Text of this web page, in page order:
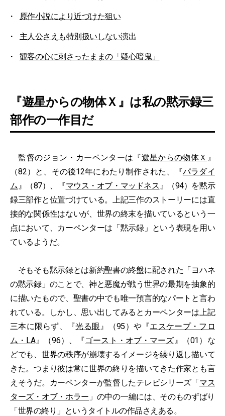
原作小説により近づけた狙い
主人公さえも特別扱いしない演出
観客の心に刺さったままの「疑心暗鬼」
『遊星からの物体Ｘ』は私の黙示録三
部作の一作目だ
監督のジョン・カーペンターは『遊星からの物体Ｘ 』
（82）と、その後12年にわたり制作された、『パラダイ
ム』（87）、『マウス・オブ・マッドネス 』（94）を黙示
録三部作と位置づけている。上記三作のストーリーには直
接的な関係性はないが、世界の終末を描いているという一
点において、カーペンターは「黙示録」という表現を用い
ているようだ。
そもそも黙示録とは新約聖書の終盤に配された「ヨハネ
の黙示録」のことで、神と悪魔が戦う世界の最期を抽象的
に描いたもので、聖書の中でも唯一預言的なパートと言わ
れている。しかし、思い出してみるとカーペンターは上記
三本に限らず、『光る眼』（95）や『エスケープ・フロ
ム・LA』（96）、『ゴースト・オブ・マーズ』（01）な
どでも、世界の秩序が崩壊するイメージを繰り返し描いて
きた。つまり彼は常に世界の終りを描いてきた作家とも言
えそうだ。カーペンターが監督したテレビシリーズ「マス
ターズ・オブ・ホラー 」の中の一編には、そのものずばり
「世界の終り」というタイトルの作品さえある。